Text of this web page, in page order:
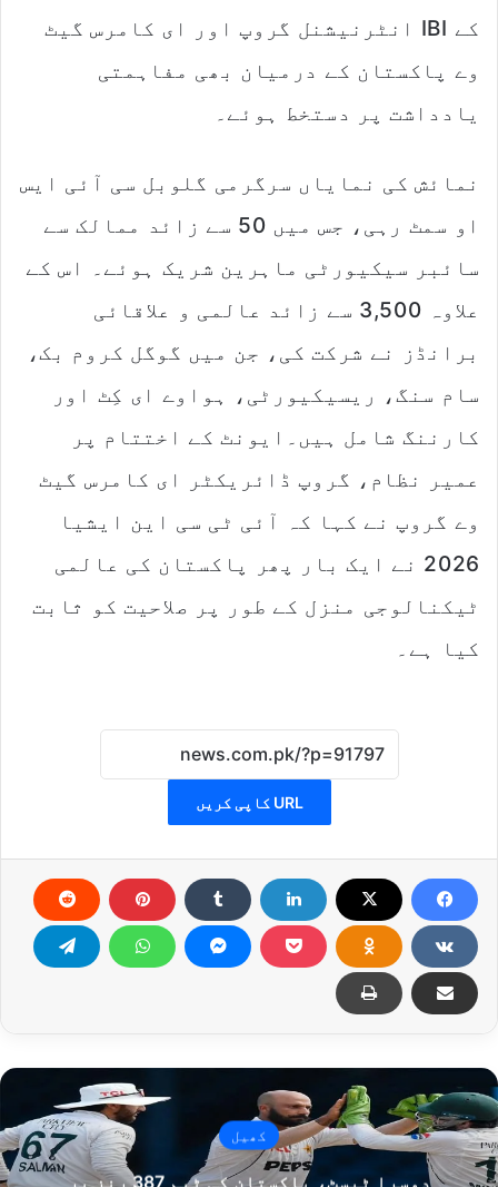
کے IBI انٹرنیشنل گروپ اور ای کامرس گیٹ
وے پاکستان کے درمیان بھی مفاہمتی
یادداشت پر دستخط ہوئے۔
نمائش کی نمایاں سرگرمی گلوبل سی آئی ایس
او سمٹ رہی، جس میں 50 سے زائد ممالک سے
سائبر سیکیورٹی ماہرین شریک ہوئے۔ اس کے
علاوہ 3,500 سے زائد عالمی و علاقائی
برانڈز نے شرکت کی، جن میں گوگل کروم بک،
سام سنگ، ریسیکیورٹی، ہواوے ای کِٹ اور
کارننگ شامل ہیں۔ایونٹ کے اختتام پر
عمیر نظام، گروپ ڈائریکٹر ای کامرس گیٹ
وے گروپ نے کہا کہ آئی ٹی سی این ایشیا
2026 نے ایک بار پھر پاکستان کی عالمی
ٹیکنالوجی منزل کے طور پر صلاحیت کو ثابت
کیا ہے۔
URL کاپی کریں
کھیل
دوسرا ٹیسٹ، پاکستان کی ٹیم 387 رنز پر